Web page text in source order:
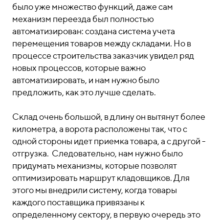
было уже множество функций, даже сам
механизм переезда был полностью
автоматизирован: создана система учета
перемещения товаров между складами. Но в
процессе строительства заказчик увидел ряд
новых процессов, которые важно
автоматизировать, и нам нужно было
предложить, как это лучше сделать.
Склад очень большой, в длину он вытянут более
километра, а ворота расположены так, что с
одной стороны идет приемка товара, а с другой -
отгрузка. Следовательно, нам нужно было
придумать механизмы, которые позволят
оптимизировать маршрут кладовщиков. Для
этого мы внедрили систему, когда товары
каждого поставщика привязаны к
определенному сектору, в первую очередь это